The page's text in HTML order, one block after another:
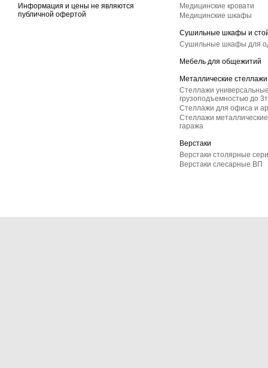
Информация и цены не являются
публичной офертой
Медицинские кровати
Медицинские шкафы
Сушильные шкафы и
Сушильные шкафы для
Мебель для общежитий
Металлические стеллажи
Стеллажи
грузоподъемностью до
Стеллажи для офиса и
Стеллажи
гаража
Верстаки
Верстаки столярные
Верстаки слесарные ВП